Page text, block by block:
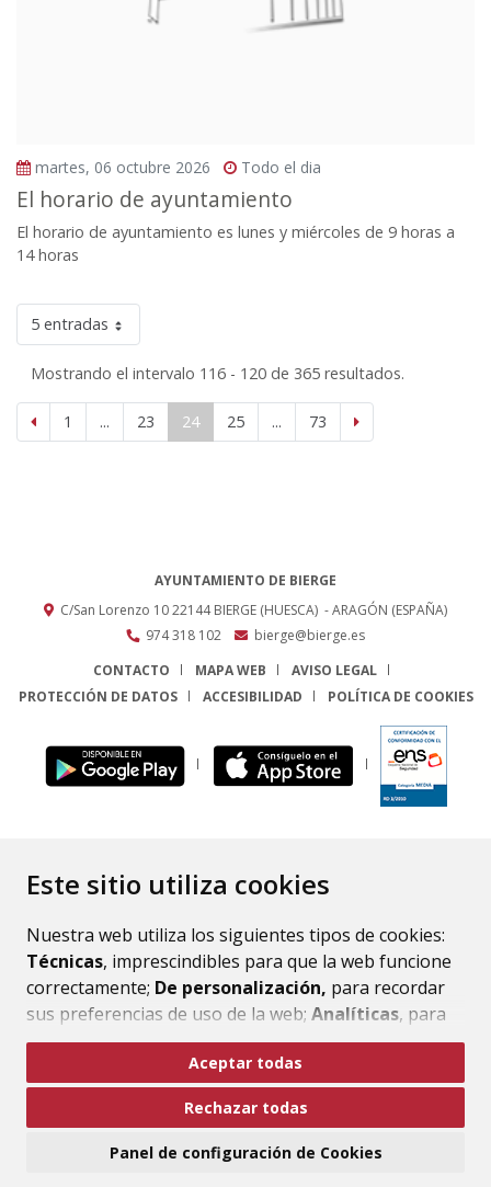
Este sitio utiliza cookies
Nuestra web utiliza los siguientes tipos de cookies:
Técnicas, imprescindibles para que la web funcione
correctamente; De personalización, para recordar
sus preferencias de uso de la web; Analíticas, para
mejorar el funcionamiento de la web y sus servicios.
Si acepta pulsando el botón“Aceptar todas”
consideramos que acepta su uso. Si pulsa el botón
ninguna acción, se guardarán las cookies técnicas
Aceptar todas
Rechazar todas
Panel de configuración de Cookies
martes, 06 octubre 2026 Todo el dia
El horario de ayuntamiento
El horario de ayuntamiento es lunes y miércoles de 9 horas a
14 horas
5 entradas
Mostrando el intervalo 116 - 120 de 365 resultados.
1 ... 23 24 25 ... 73
AYUNTAMIENTO DE BIERGE
C/San Lorenzo 1022144 BIERGE (HUESCA) - ARAGÓN (ESPAÑA)
974 318 102
bierge@bierge.es
CONTACTO
MAPA WEB
AVISO LEGAL
PROTECCIÓN DE DATOS
ACCESIBILIDAD POLÍTICA DE COOKIES